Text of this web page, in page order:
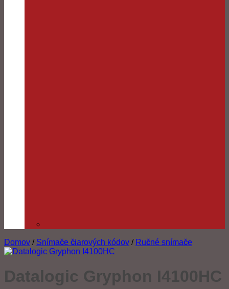
Domov / Snímače čiarových kódov / Ručné snímače
Datalogic Gryphon I4100HC